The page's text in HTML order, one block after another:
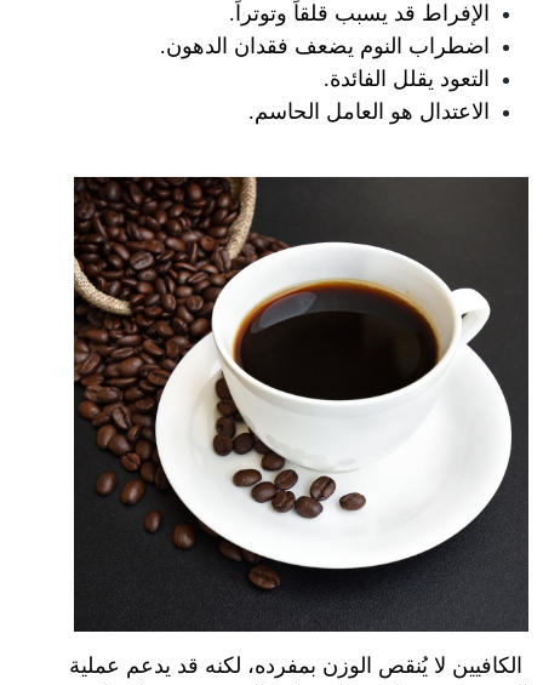
الإفراط قد يسبب قلقاً وتوتراً.
اضطراب النوم يضعف فقدان الدهون.
التعود يقلل الفائدة.
الاعتدال هو العامل الحاسم.